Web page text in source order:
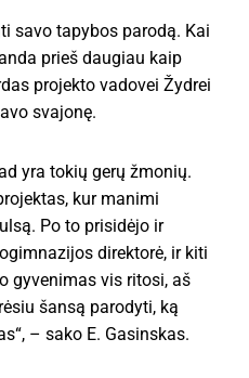
savo tapybos parodą. Kai
prieš daugiau kaip
projekto vadovei Žydrei
svajonę.
yra tokių gerų žmonių.
kur manimi
Po to prisidėjo ir
direktorė, ir kiti
gyvenimas vis ritosi, aš
šansą parodyti, ką
– sako E. Gasinskas.